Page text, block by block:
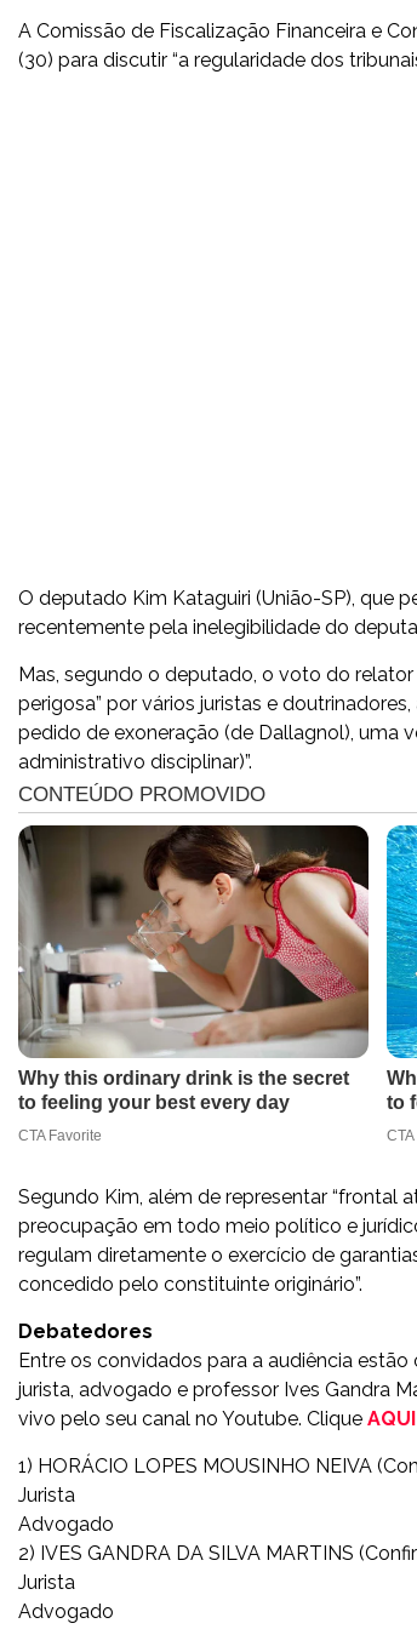
A Comissão de Fiscalização Financeira e
(30) para discutir “a regularidade dos
O deputado Kim Kataguiri (União-SP), que
recentemente pela inelegibilidade do
Mas, segundo o deputado, o voto do
perigosa” por vários juristas e
pedido de exoneração (de Dallagnol), uma
administrativo disciplinar)”.
Segundo Kim, além de representar “frontal
preocupação em todo meio político e
regulam diretamente o exercício de
concedido pelo constituinte originário”.
Debatedores
Entre os convidados para a audiência
jurista, advogado e professor Ives Gandra
vivo pelo seu canal no Youtube. Clique AQUI
1) HORÁCIO LOPES MOUSINHO NEIVA
Jurista
Advogado
2) IVES GANDRA DA SILVA MARTINS
Jurista
Advogado